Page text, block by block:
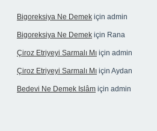
Bigoreksiya Ne Demek için admin
Bigoreksiya Ne Demek için Rana
Çiroz Etriyeyi Sarmalı Mı için admin
Çiroz Etriyeyi Sarmalı Mı için Aydan
Bedevi Ne Demek Islâm için admin